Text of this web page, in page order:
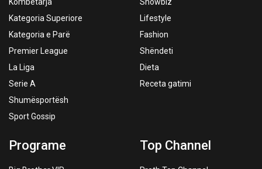
Kategoria Superiore
Kategoria e Parë
Premier League
La Liga
Serie A
Shumësportësh
Sport Gossip
Lifestyle
Fashion
Shëndeti
Dieta
Receta gatimi
Programe Top Channel